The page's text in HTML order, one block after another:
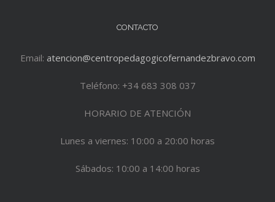
CONTACTO
Email: atencion@centropedagogicofernandezbravo.com
Teléfono: +34 683 308 037
HORARIO DE ATENCIÓN
Lunes a viernes: 10:00 a 20:00 horas
Sábados: 10:00 a 14:00 horas